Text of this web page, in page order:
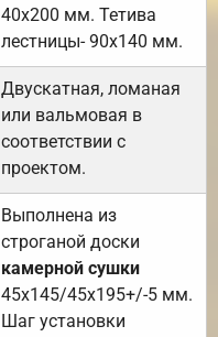
40х200 мм. Тетива
лестницы- 90х140 мм.
Двускатная, ломаная
или вальмовая в
соответствии с
проектом.
Выполнена из
строганой доски
камерной сушки
45х145/45х195+/-5 мм.
Шаг установки